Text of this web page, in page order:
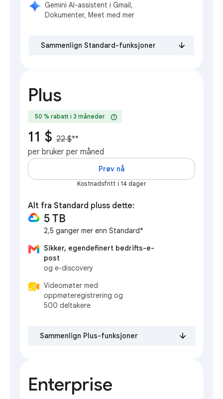
Gemini AI-assistent i Gmail,
Dokumenter, Meet med mer
Sammenlign Standard-funksjoner
Plus
50 % rabatt i 3 måneder help
11 $ 22 $**
per bruker per måned
Prøv nå
Kostnadsfritt i 14 dager
Alt fra Standard pluss dette:
5 TB
2,5 ganger mer enn Standard*
Sikker, egendefinert bedrifts-e-
post
og e-discovery
Videomøter med
oppmøteregistrering og
500 deltakere
Sammenlign Plus-funksjoner
Enterprise